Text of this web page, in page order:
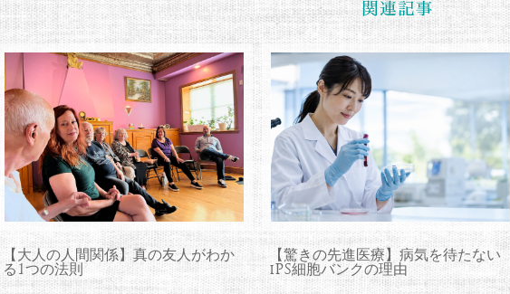
【大人の人間関係】真の友人がわか
る1つの法則
【驚きの先進医療】病気を待たない
iPS細胞バンクの理由